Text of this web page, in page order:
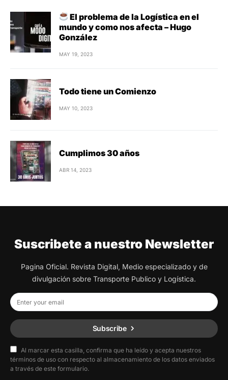
El problema de la Logística en el
mundo y como nos afecta – Hugo
González
MAY 19, 2023
Todo tiene un Comienzo
MAY 10, 2023
Cumplimos 30 años
ABR 14, 2023
Suscribete a nuestro Newsletter
Pagina Oficial. Revista Digital, Medio especializado y de
divulgación sobre Transporte Publico y Logística.
Subscribe
Al marcar esta casilla, confirma que ha leído y acepta nuestros
términos de uso con respecto al almacenamiento de los datos enviados
a través de este formulario.